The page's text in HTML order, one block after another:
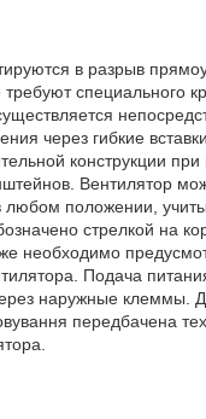
в разрыв
требуют специального
через гибкие
конструкции
Вентилятор
любом положении,
стрелкой на
необходимо
Подача
наружные клеммы.
передбачена